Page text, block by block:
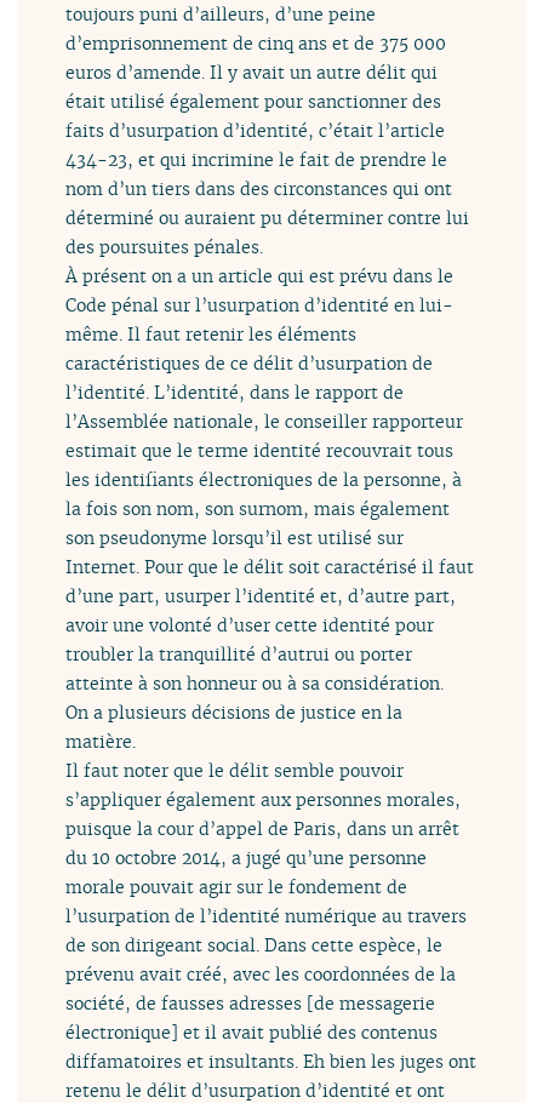
toujours puni d’ailleurs, d’une peine
d’emprisonnement de cinq ans et de 375 000
euros d’amende. Il y avait un autre délit qui
était utilisé également pour sanctionner des
faits d’usurpation d’identité, c’était l’article
434-23, et qui incrimine le fait de prendre le
nom d’un tiers dans des circonstances qui ont
déterminé ou auraient pu déterminer contre lui
des poursuites pénales.
À présent on a un article qui est prévu dans le
Code pénal sur l’usurpation d’identité en lui-
même. Il faut retenir les éléments
caractéristiques de ce délit d’usurpation de
l’identité. L’identité, dans le rapport de
l’Assemblée nationale, le conseiller rapporteur
estimait que le terme identité recouvrait tous
les identifiants électroniques de la personne, à
la fois son nom, son surnom, mais également
son pseudonyme lorsqu’il est utilisé sur
Internet. Pour que le délit soit caractérisé il faut
d’une part, usurper l’identité et, d’autre part,
avoir une volonté d’user cette identité pour
troubler la tranquillité d’autrui ou porter
atteinte à son honneur ou à sa considération.
On a plusieurs décisions de justice en la
matière.
Il faut noter que le délit semble pouvoir
s’appliquer également aux personnes morales,
puisque la cour d’appel de Paris, dans un arrêt
du 10 octobre 2014, a jugé qu’une personne
morale pouvait agir sur le fondement de
l’usurpation de l’identité numérique au travers
de son dirigeant social. Dans cette espèce, le
prévenu avait créé, avec les coordonnées de la
société, de fausses adresses [de messagerie
électronique] et il avait publié des contenus
diffamatoires et insultants. Eh bien les juges ont
retenu le délit d’usurpation d’identité et ont